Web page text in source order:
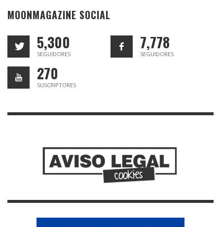
MOONMAGAZINE SOCIAL
5,300
SEGUIDORES
7,778
SEGUIDORES
270
SUSCRIPTORES